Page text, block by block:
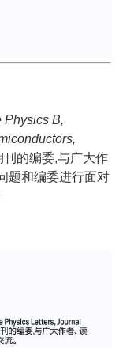
Physics B,
刊的编委,与广大作
题和编委进行面对